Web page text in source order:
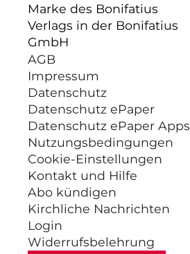
Marke des Bonifatius
Verlags in der Bonifatius
GmbH
AGB
Impressum
Datenschutz
Datenschutz ePaper
Datenschutz ePaper Apps
Nutzungsbedingungen
Cookie-Einstellungen
Kontakt und Hilfe
Abo kündigen
Kirchliche Nachrichten
Login
Widerrufsbelehrung